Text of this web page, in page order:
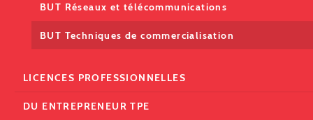
BUT Réseaux et télécommunications
BUT Techniques de commercialisation
LICENCES PROFESSIONNELLES
DU ENTREPRENEUR TPE